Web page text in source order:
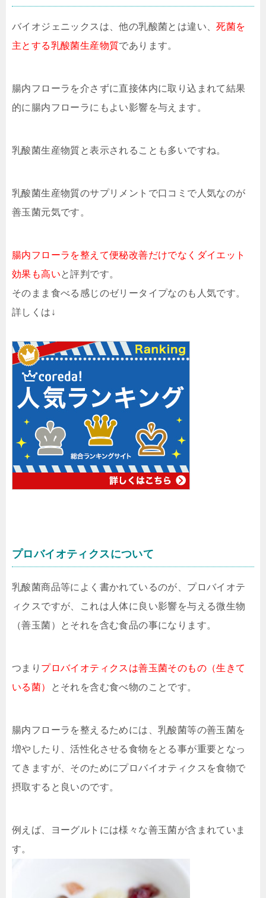
バイオジェニックスは、他の乳酸菌とは違い、死菌を
主とする乳酸菌生産物質であります。
腸内フローラを介さずに直接体内に取り込まれて結果
的に腸内フローラにもよい影響を与えます。
乳酸菌生産物質と表示されることも多いですね。
乳酸菌生産物質のサプリメントで口コミで人気なのが
善玉菌元気です。
腸内フローラを整えて便秘改善だけでなくダイエット
効果も高いと評判です。
そのまま食べる感じのゼリータイプなのも人気です。
詳しくは↓
プロバイオティクスについて
乳酸菌商品等によく書かれているのが、プロバイオテ
ィクスですが、これは人体に良い影響を与える微生物
（善玉菌）とそれを含む食品の事になります。
つまり プロバイオティクスは善玉菌そのもの（生きて
いる菌）
とそれを含む食べ物のことです。
腸内フローラを整えるためには、乳酸菌等の善玉菌を
増やしたり、活性化させる食物をとる事が重要となっ
てきますが、そのためにプロバイオティクスを食物で
摂取すると良いのです。
例えば、ヨーグルトには様々な善玉菌が含まれていま
す。